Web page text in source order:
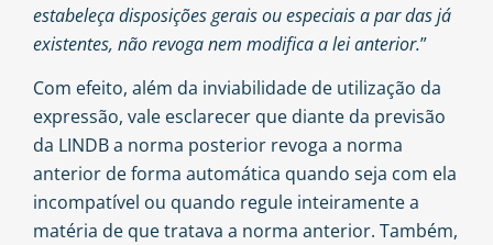
estabeleça disposições gerais ou especiais a par das já
existentes, não revoga nem modifica a lei anterior.”
Com efeito, além da inviabilidade de utilização da
expressão, vale esclarecer que diante da previsão
da LINDB a norma posterior revoga a norma
anterior de forma automática quando seja com ela
incompatível ou quando regule inteiramente a
matéria de que tratava a norma anterior. Também,